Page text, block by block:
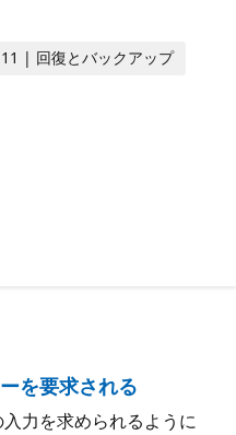
| 回復とバックアップ
を要求される
力を求められるように